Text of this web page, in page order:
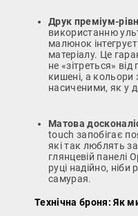
Друк преміум-
використанню
малюнок
матеріалу. Це
не «зітреться»
кишені, а
насиченими, як у
Матова
touch запобігає
які так люблять
глянцевій панелі
руці надійно,
самурая.
Технічна броня: Як